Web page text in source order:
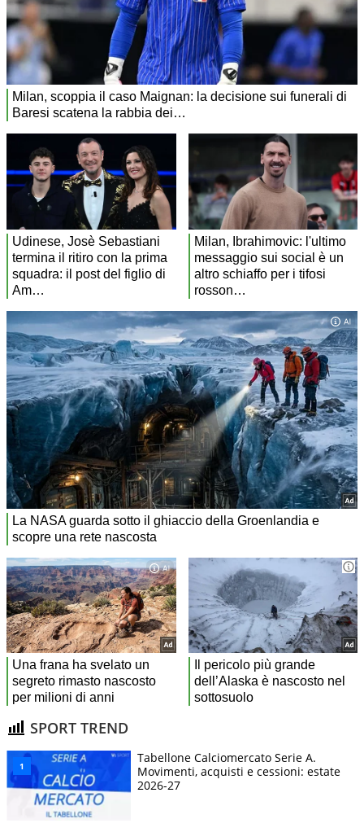
SPORT TREND
Tabellone Calciomercato Serie A.
Movimenti, acquisti e cessioni: estate
2026-27